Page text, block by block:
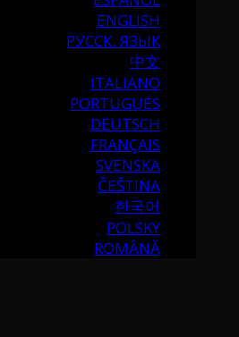
ENGLISH
РУССК. ЯЗЫК
中文
ITALIANO
PORTUGUÉS
DEUTSCH
FRANÇAIS
SVENSKA
ČEŠTINA
한국어
POLSKY
ROMÂNĂ